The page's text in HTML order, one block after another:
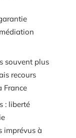
souvent plus
recours
France
: liberté
imprévus à